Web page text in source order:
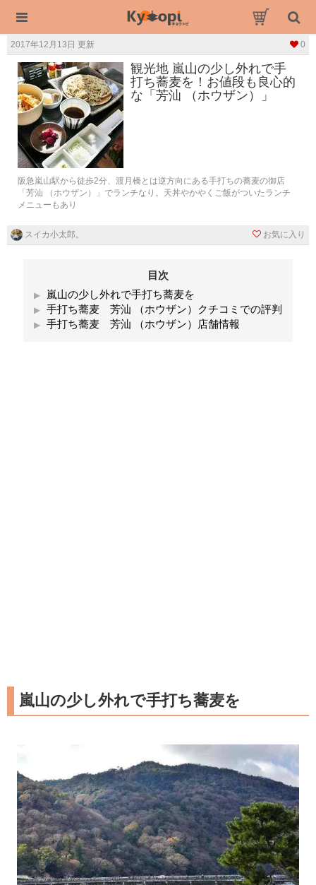
2017年12月13日 更新 0
観光地 嵐山の少し外れで手
打ち蕎麦を！お値段も良心的
な「芳汕 （ホウザン）」
阪急嵐山駅から徒歩2分、渡月橋とは逆方向にある手打ちの蕎麦の御店
「芳汕 （ホウザン）」でランチなり。天丼やかやくご飯がついたランチ
メニューもあり
スイカ小太郎。 お気に入り
目次
嵐山の少し外れで手打ち蕎麦を
手打ち蕎麦 芳汕 （ホウザン）クチコミでの評判
手打ち蕎麦 芳汕 （ホウザン）店舗情報
嵐山の少し外れで手打ち蕎麦を